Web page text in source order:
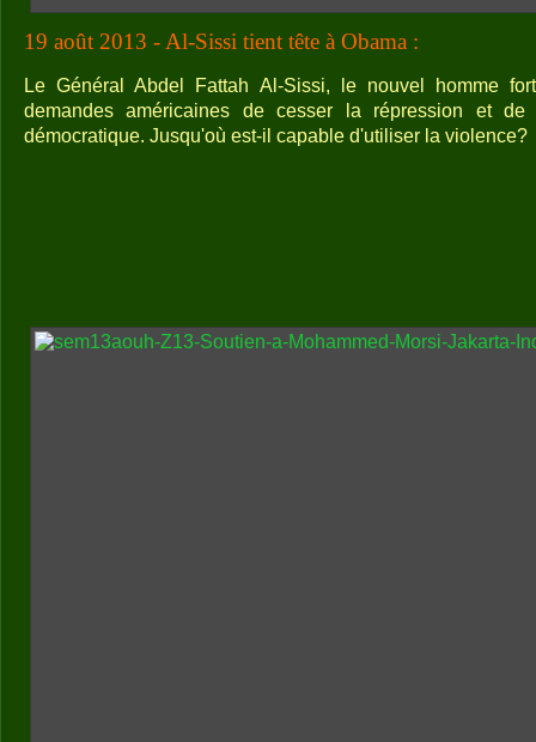
19 août 2013 - Al-Sissi tient tête à Obama :
Le Général Abdel Fattah Al-Sissi, le nouvel homme
demandes américaines de cesser la répression et de
démocratique. Jusqu'où est-il capable d'utiliser la violence?